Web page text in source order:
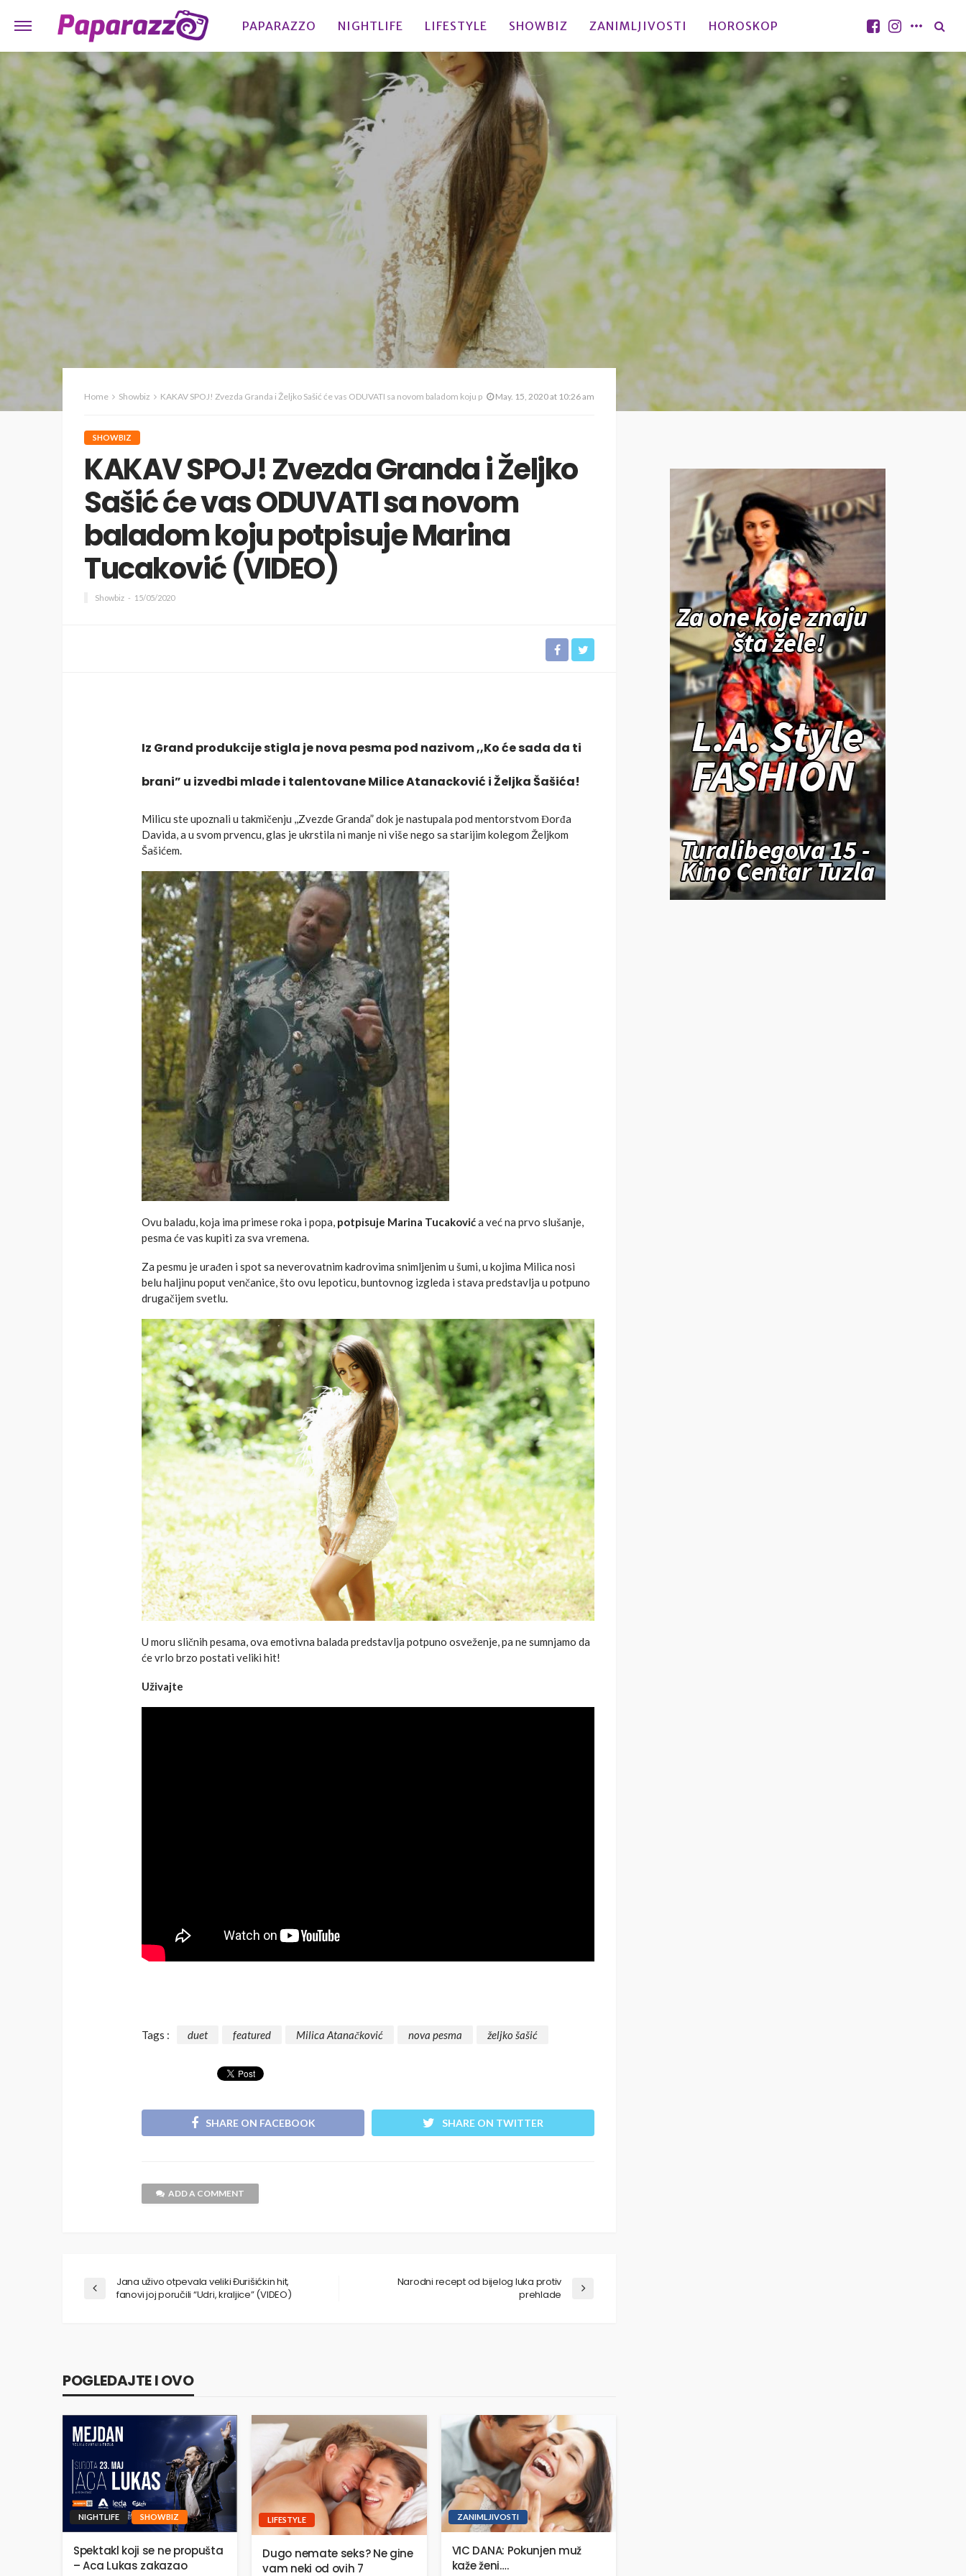
PAPARAZZO NIGHTLIFE LIFESTYLE SHOWBIZ ZANIMLJIVOSTI HOROSKOP
Home Showbiz KAKAV SPOJ! Zvezda Granda i Željko Sašić će vas ODUVATI sa novom baladom koju potpisuje Marina Tucaković (VIDEO)
May. 15, 2020 at 10:26 am
SHOWBIZ
KAKAV SPOJ! Zvezda Granda i Željko
Sašić će vas ODUVATI sa novom
baladom koju potpisuje Marina
Tucaković (VIDEO)
Showbiz 15/05/2020
Iz Grand produkcijestigla je nova pesma pod nazivom,,Ko će sada da ti
brani” u izvedbi mlade i talentovaneMilice Atanacković i Željka Šašića!
Milicu ste upoznali u takmičenju ,,Zvezde Granda” dok je nastupala pod mentorstvom Đorđa
Davida, a u svom prvencu, glas je ukrstila ni manje ni više nego sa starijim kolegom Željkom
Šašićem.
Ovu baladu, koja ima primese roka i popa, potpisuje Marina Tucakovića već na prvo slušanje,
pesma će vas kupiti za sva vremena.
Za pesmu je urađen i spot sa neverovatnim kadrovima snimljenim u šumi, u kojima Milica nosi
belu haljinu poput venčanice, što ovu lepoticu, buntovnog izgleda i stava predstavlja u potpuno
drugačijem svetlu.
U moru sličnih pesama, ova emotivna balada predstavlja potpuno osveženje, pa ne sumnjamo da
će vrlo brzo postati veliki hit!
Uživajte
Tags : duet featured Milica Atanačković nova pesma željko šašić
SHARE ON FACEBOOK SHARE ON TWITTER
ADD A COMMENT
Jana uživo otpevala veliki Đurišićkin hit,
fanovi joj poručili “Udri, kraljice” (VIDEO)
Narodni recept od bijelog luka protiv
prehlade
POGLEDAJTE I OVO
NIGHTLIFE SHOWBIZ
Spektakl koji se ne propušta
– Aca Lukas zakazao
LIFESTYLE
Dugo nemate seks? Ne gine
vam neki od ovih 7
ZANIMLJIVOSTI
VIC DANA: Pokunjen muž
kaže ženi….